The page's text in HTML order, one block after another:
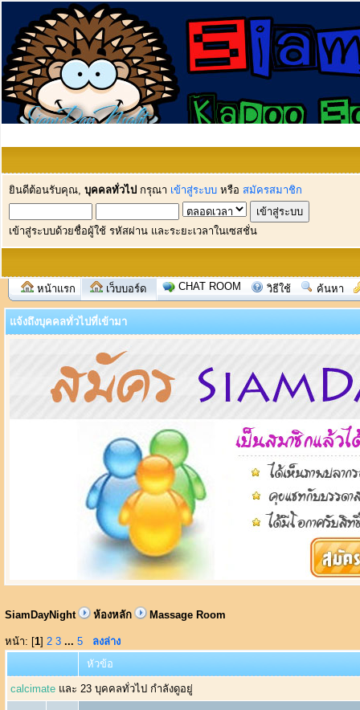
ยินดีต้อนรับคุณ, บุคคลทั่วไป กรุณา เข้าสู่ระบบ หรือ สมัครสมาชิก
เข้าสู่ระบบด้วยชื่อผู้ใช้ รหัสผ่าน และระยะเวลาในเซสชั่น
หน้าแรก เว็บบอร์ด CHAT ROOM วิธีใช้ ค้นหา
แจ้งถึงบุคคลทั่วไปที่เข้ามา
SiamDayNight ห้องหลัก Massage Room
หน้า: [1] 2 3 ... 5
ลงล่าง
หัวข้อ
calcimate และ 23 บุคคลทั่วไป กำลังดูอยู่